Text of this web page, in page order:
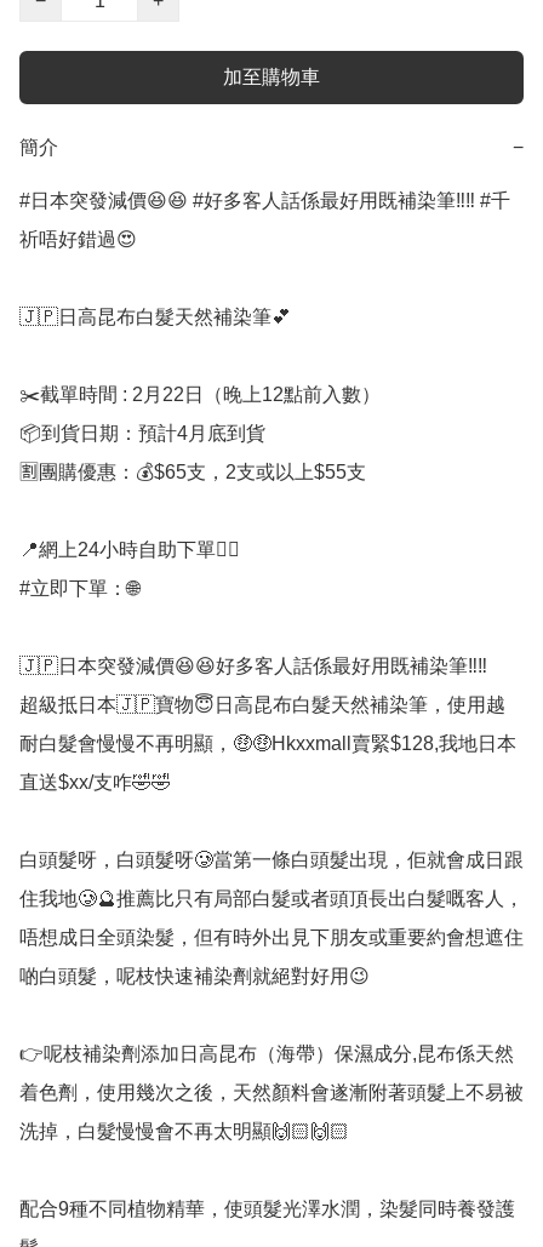
加至購物車
簡介 −
#日本突發減價😆😆 #好多客人話係最好用既補染筆‼️‼️ #千
祈唔好錯過😍
🇯🇵日高昆布白髮天然補染筆💕
✂️截單時間 : 2月22日（晚上12點前入數）
📦到貨日期：預計4月底到貨
🈹團購優惠：💰$65支，2支或以上$55支
📍網上24小時自助下單👍🏻
#立即下單：🌐
🇯🇵日本突發減價😆😆好多客人話係最好用既補染筆‼️‼️
超級抵日本🇯🇵寶物😇日高昆布白髮天然補染筆，使用越
耐白髮會慢慢不再明顯，🤑🤑Hkxxmall賣緊$128,我地日本
直送$xx/支咋🤣🤣
白頭髮呀，白頭髮呀🥲當第一條白頭髮出現，佢就會成日跟
住我地🥲🔮推薦比只有局部白髮或者頭頂長出白髮嘅客人，
唔想成日全頭染髮，但有時外出見下朋友或重要約會想遮住
啲白頭髮，呢枝快速補染劑就絕對好用😉
👉呢枝補染劑添加日高昆布（海帶）保濕成分,昆布係天然
着色劑，使用幾次之後，天然顏料會遂漸附著頭髮上不易被
洗掉，白髮慢慢會不再太明顯🙌🏻🙌🏻
配合9種不同植物精華，使頭髮光澤水潤，染髮同時養發護